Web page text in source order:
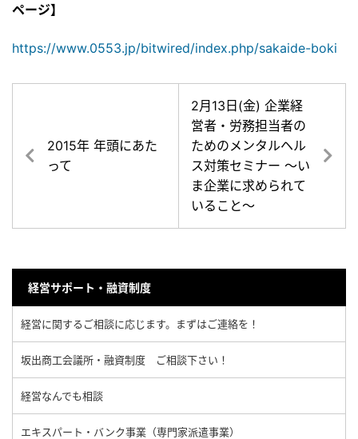
ページ】
https://www.0553.jp/bitwired/index.php/sakaide-boki
2015年 年頭にあた
って
2月13日(金) 企業経
営者・労務担当者の
ためのメンタルヘル
ス対策セミナー ～い
ま企業に求められて
いること～
経営サポート・融資制度
経営に関するご相談に応じます。まずはご連絡を！
坂出商工会議所・融資制度 ご相談下さい！
経営なんでも相談
エキスパート・バンク事業（専門家派遣事業）